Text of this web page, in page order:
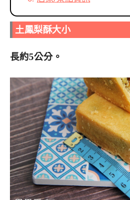
土鳳梨酥大小
長約5公分。